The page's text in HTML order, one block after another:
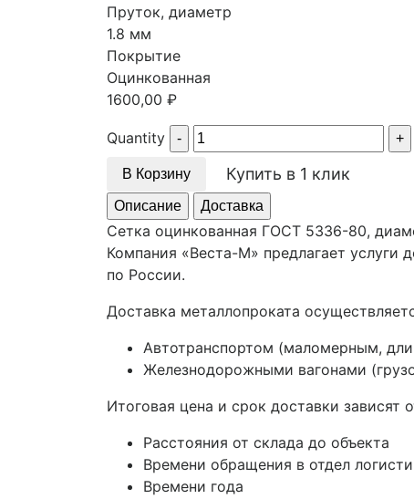
Пруток, диаметр
1.8 мм
Покрытие
Оцинкованная
1600,00 ₽
Quantity
В Корзину Купить в 1 клик
Описание Доставка
Сетка оцинкованная ГОСТ 5336-80,
Компания «Веста-М» предлагает услуги
по России.
Доставка металлопроката
Автотранспортом (маломерным,
Железнодорожными вагонами
Итоговая цена и срок доставки зависят
Расстояния от склада до объекта
Времени обращения в отдел
Времени года